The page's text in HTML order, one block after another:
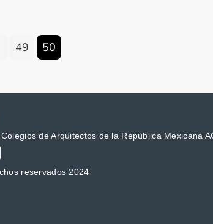
49 50
de Arquitectos de la República Mexicana
reservados 2024